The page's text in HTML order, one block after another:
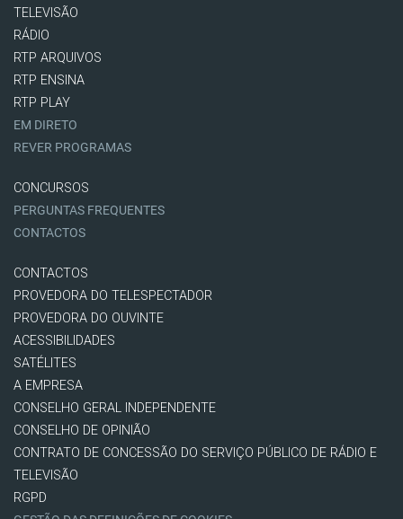
TELEVISÃO
RÁDIO
RTP ARQUIVOS
RTP ENSINA
RTP PLAY
EM DIRETO
REVER PROGRAMAS
CONCURSOS
PERGUNTAS FREQUENTES
CONTACTOS
CONTACTOS
PROVEDORA DO TELESPECTADOR
PROVEDORA DO OUVINTE
ACESSIBILIDADES
SATÉLITES
A EMPRESA
CONSELHO GERAL INDEPENDENTE
CONSELHO DE OPINIÃO
CONTRATO DE CONCESSÃO DO SERVIÇO PÚBLICO DE RÁDIO E
TELEVISÃO
RGPD